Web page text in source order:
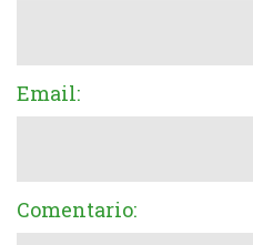
Email:
Comentario: